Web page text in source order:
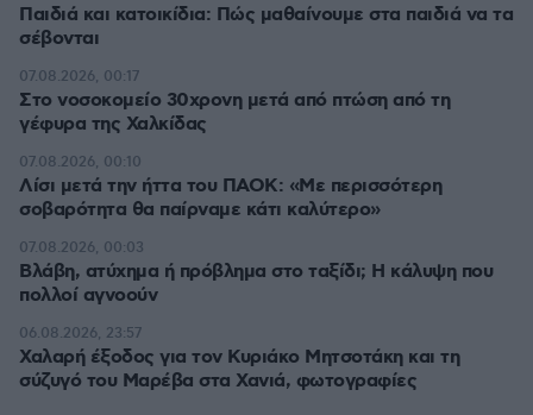
Παιδιά και κατοικίδια: Πώς μαθαίνουμε στα παιδιά να τα
σέβονται
Στο νοσοκομείο 30χρονη μετά από πτώση από τη
γέφυρα της Χαλκίδας
07.08.2026, 00:17
Λίσι μετά την ήττα του ΠΑΟΚ: «Με περισσότερη
σοβαρότητα θα παίρναμε κάτι καλύτερο»
07.08.2026, 00:10
Βλάβη, ατύχημα ή πρόβλημα στο ταξίδι; Η κάλυψη που
πολλοί αγνοούν
07.08.2026, 00:03
Χαλαρή έξοδος για τον Κυριάκο Μητσοτάκη και τη
σύζυγό του Μαρέβα στα Χανιά, φωτογραφίες
06.08.2026, 23:57